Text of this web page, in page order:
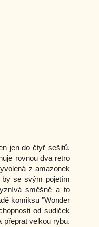
jen do čtyř sešitů,
rovnou dva retro
z amazonek
se svým pojetím
směšně a to
komiksu "Wonder
od sudiček
přeprat velkou rybu.